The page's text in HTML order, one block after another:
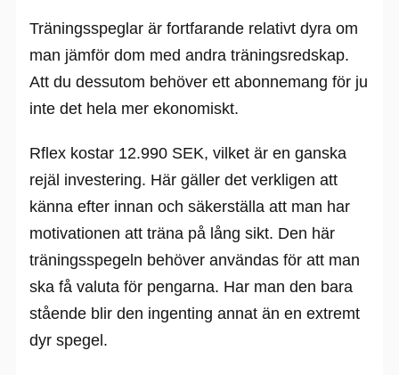
Träningsspeglar är fortfarande relativt dyra om
man jämför dom med andra träningsredskap.
Att du dessutom behöver ett abonnemang för ju
inte det hela mer ekonomiskt.
Rflex kostar 12.990 SEK, vilket är en ganska
rejäl investering. Här gäller det verkligen att
känna efter innan och säkerställa att man har
motivationen att träna på lång sikt. Den här
träningsspegeln behöver användas för att man
ska få valuta för pengarna. Har man den bara
stående blir den ingenting annat än en extremt
dyr spegel.